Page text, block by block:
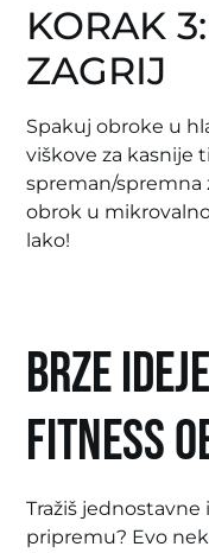
KORAK
ZAGRIJ
Spakuj obroke u
viškove za kasnije
spreman/spremna
obrok u
lako!
Brze
fitness
Tražiš
pripremu? Evo